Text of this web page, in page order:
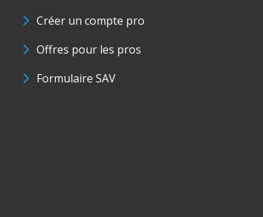
Créer un compte pro
Offres pour les pros
Formulaire SAV